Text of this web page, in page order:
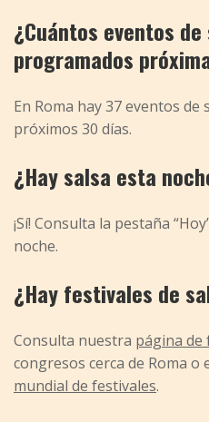
¿Cuántos eventos
programados
En Roma hay 37 eventos
próximos 30 días.
¿Hay salsa esta
¡Sí! Consulta la pestaña
noche.
¿Hay festivales de
Consulta nuestra página de
congresos cerca de Roma o
mundial de festivales.